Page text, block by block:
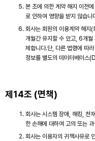
본 조에 의한 계약 해지 이전
로 인하여 영향을 받지 않습니
회사는 회원의 이용계약 해지
개월간 유지할 수 있고, 6개월
제합니다.단, 다른 법령에 따
정보를 별도의 데이터베이스
제14조 (면책)
회사는 시스템 장애, 해킹, 천
한 손해에 대하여 고의 또는
회사는 이용자의 귀책사유로